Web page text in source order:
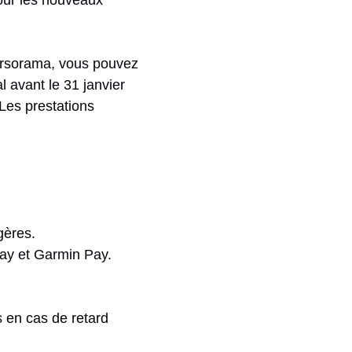
vous pouvez
avant le 31 janvier
prestations
et Garmin Pay.
en cas de retard